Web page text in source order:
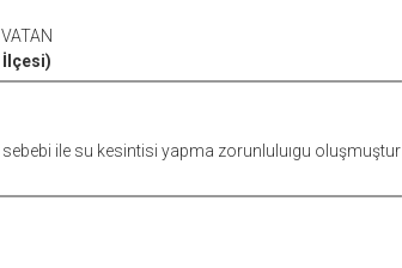
İlçesi)
ile su kesintisi yapma zorunluluıgu oluşmuştur